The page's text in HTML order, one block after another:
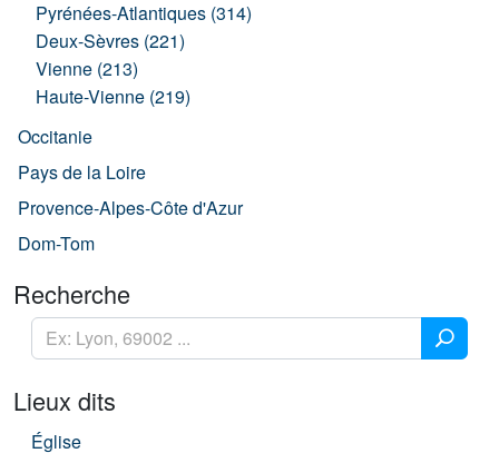
Pyrénées-Atlantiques (314)
Deux-Sèvres (221)
Vienne (213)
Haute-Vienne (219)
Occitanie
Pays de la Loire
Provence-Alpes-Côte d'Azur
Dom-Tom
Recherche
Lieux dits
Église